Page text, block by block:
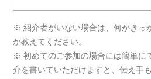
※ 紹介者がいない場合は、何がきっ
か教えてください。
※ 初めてのご参加の場合には簡単に
介を書いていただけますと、伝え手